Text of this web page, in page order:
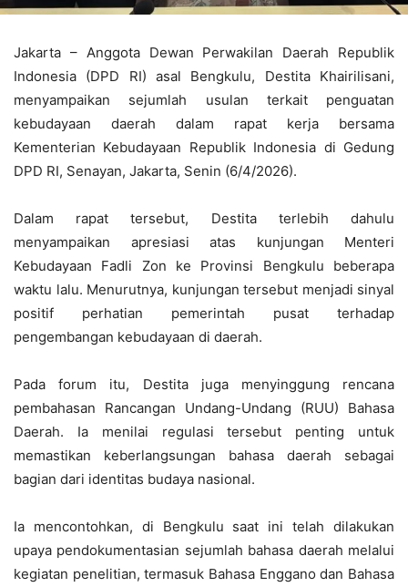
Jakarta – Anggota Dewan Perwakilan Daerah Republik
Indonesia (DPD RI) asal Bengkulu, Destita Khairilisani,
menyampaikan sejumlah usulan terkait penguatan
kebudayaan daerah dalam rapat kerja bersama
Kementerian Kebudayaan Republik Indonesia di Gedung
DPD RI, Senayan, Jakarta, Senin (6/4/2026).
Dalam rapat tersebut, Destita terlebih dahulu
menyampaikan apresiasi atas kunjungan Menteri
Kebudayaan Fadli Zon ke Provinsi Bengkulu beberapa
waktu lalu. Menurutnya, kunjungan tersebut menjadi sinyal
positif perhatian pemerintah pusat terhadap
pengembangan kebudayaan di daerah.
Pada forum itu, Destita juga menyinggung rencana
pembahasan Rancangan Undang-Undang (RUU) Bahasa
Daerah. Ia menilai regulasi tersebut penting untuk
memastikan keberlangsungan bahasa daerah sebagai
bagian dari identitas budaya nasional.
Ia mencontohkan, di Bengkulu saat ini telah dilakukan
upaya pendokumentasian sejumlah bahasa daerah melalui
kegiatan penelitian, termasuk Bahasa Enggano dan Bahasa